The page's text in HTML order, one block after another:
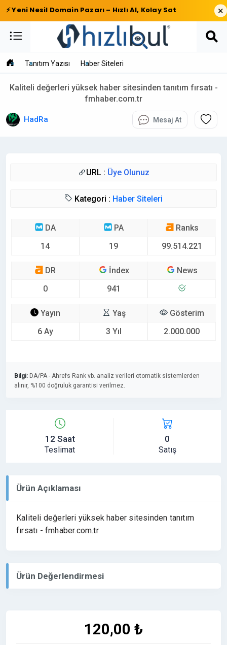
⚡ Yeni Nesil Domain Pazarı – Hızlı Al, Kolay Sat ×
Tanıtım Yazısı Haber Siteleri
Kaliteli değerleri yüksek haber sitesinden tanıtım fırsatı -
fmhaber.com.tr
HadRa Mesaj At
URL : Üye Olunuz
Kategori : Haber Siteleri
DA
14
PA
19
Ranks
99.514.221
DR
0
İndex
941
News
Yayın
6 Ay
Yaş
3 Yıl
Gösterim
2.000.000
Bilgi: DA/PA - Ahrefs Rank vb. analiz verileri otomatik sistemlerden
alınır, %100 doğruluk garantisi verilmez.
12 Saat
Teslimat
0
Satış
Ürün Açıklaması
Kaliteli değerleri yüksek haber sitesinden tanıtım
fırsatı - fmhaber.com.tr
Ürün Değerlendirmesi
120,00 ₺